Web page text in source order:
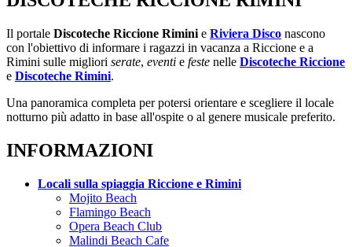
Il portale Discoteche Riccione Rimini e Riviera Disco nascono
con l'obiettivo di informare i ragazzi in vacanza a Riccione e a
Rimini sulle migliori serate, eventi e feste nelle Discoteche Riccione
e Discoteche Rimini.
Una panoramica completa per potersi orientare e scegliere il locale
notturno più adatto in base all'ospite o al genere musicale preferito.
INFORMAZIONI
Locali sulla spiaggia Riccione e Rimini
Mojito Beach
Flamingo Beach
Opera Beach Club
Malindi Beach Cafe